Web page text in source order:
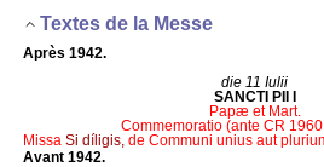
Textes de la Messe
Après 1942.
die 11 Iulii
SANCTI PII I
Papæ et Mart.
Commemoratio (ante CR
Missa Si díligis, de Communi unius aut
Avant 1942.